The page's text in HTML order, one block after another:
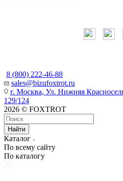
8 (800) 222-46-88
sales@bizufoxtrot.ru
г. Москва, Ул. Нижняя
129/124
2026 © FOXTROT
Найти
Каталог
По всему сайту
По каталогу